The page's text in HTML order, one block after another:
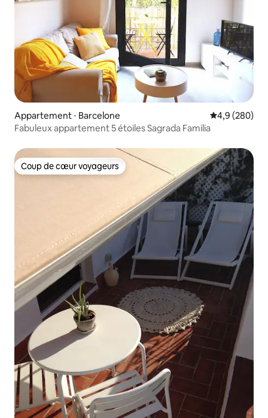
Appartement ⋅ Barcelone Évaluation
4,9 (280)
Fabuleux appartement 5 étoiles Sagrada Familia
Coup de cœur voyageurs
Coup de cœur voyageurs